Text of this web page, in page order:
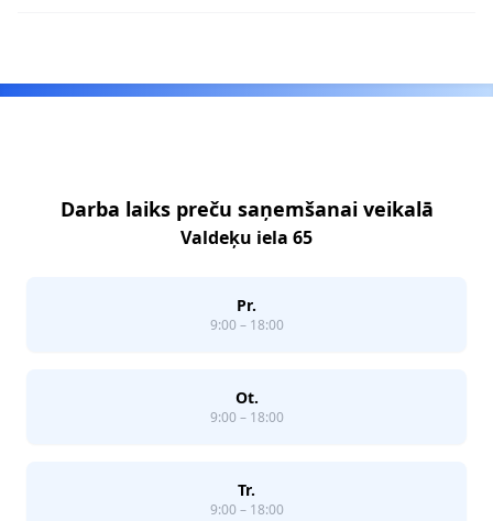
Darba laiks preču saņemšanai veikalā
Valdeķu iela 65
Pr.
9:00 – 18:00
Ot.
9:00 – 18:00
Tr.
9:00 – 18:00